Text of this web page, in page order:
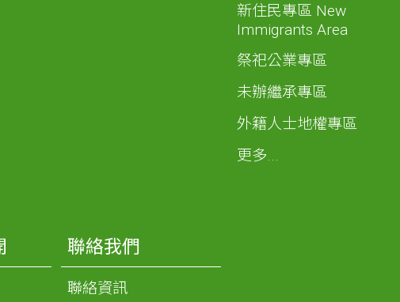
新住民專區 New
Immigrants Area
祭祀公業專區
未辦繼承專區
外籍人士地權專區
更多...
聯絡我們
聯絡資訊